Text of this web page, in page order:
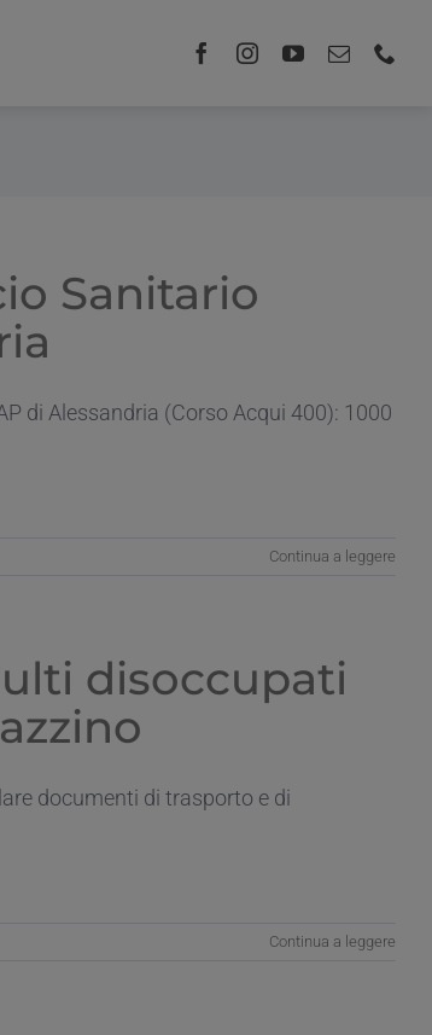
Sanitario
di Alessandria (Corso Acqui 400): 1000
Continua a leggere
disoccupati
documenti di trasporto e di
Continua a leggere